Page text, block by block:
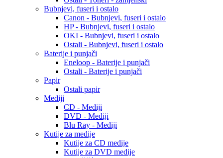
Bubnjevi, fuseri i ostalo
Canon - Bubnjevi, fuseri i ostalo
HP - Bubnjevi, fuseri i ostalo
OKI - Bubnjevi, fuseri i ostalo
Ostali - Bubnjevi, fuseri i ostalo
Baterije i punjači
Eneloop - Baterije i punjači
Ostali - Baterije i punjači
Papir
Ostali papir
Mediji
CD - Mediji
DVD - Mediji
Blu Ray - Mediji
Kutije za medije
Kutije za CD medije
Kutije za DVD medije